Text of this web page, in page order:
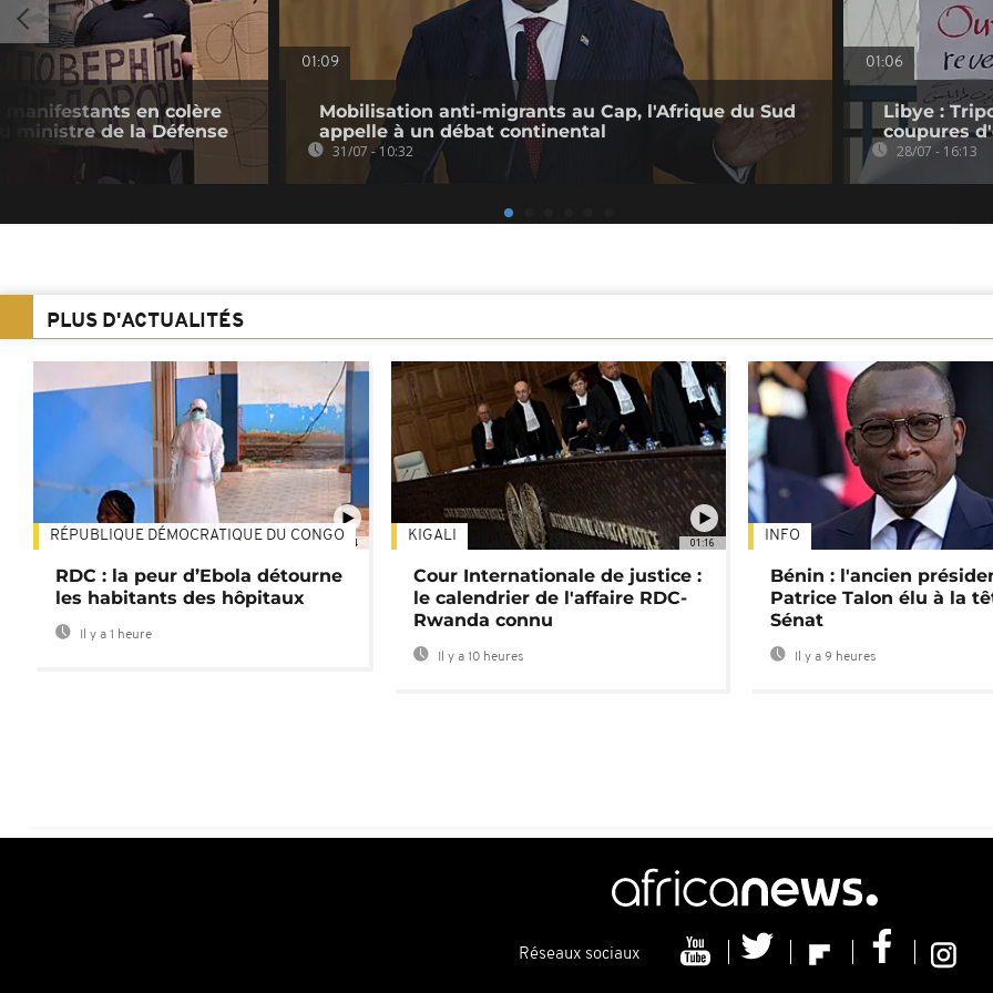
manifestants en colère
ministre de la Défense
01:09
Mobilisation anti-migrants au Cap, l'Afrique du Sud
appelle à un débat continental
31/07 - 10:32
01:06
Libye :
coupures
28/07 - 16:13
PLUS D'ACTUALITÉS
01:34
RÉPUBLIQUE DÉMOCRATIQUE DU CONGO
RDC : la peur d’Ebola détourne
les habitants des hôpitaux
Il y a 1 heure
01:16
KIGALI
Cour Internationale de justice :
le calendrier de l'affaire RDC-
Rwanda connu
Il y a 10 heures
INFO
Bénin : l'ancien
Patrice Talon élu à la
Sénat
Il y a 9 heures
Réseaux sociaux